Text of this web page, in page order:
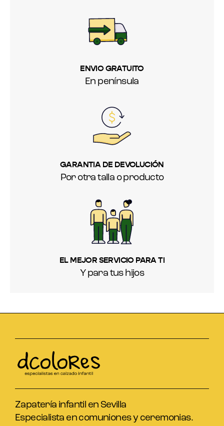
ENVIO GRATUITO
En península
GARANTIA DE DEVOLUCIÓN
Por otra talla o producto
EL MEJOR SERVICIO PARA TI
Y para tus hijos
Zapatería infantil en Sevilla
Especialista en comuniones y ceremonias.